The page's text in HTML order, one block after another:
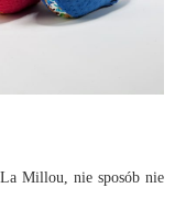
Millou, nie sposób nie